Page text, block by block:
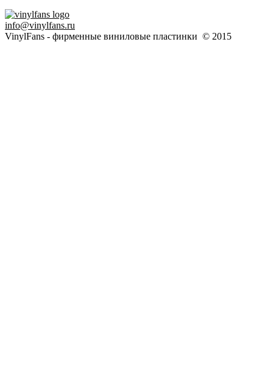
info@vinylfans.ru
VinylFans - фирменные виниловые пластинки © 2015